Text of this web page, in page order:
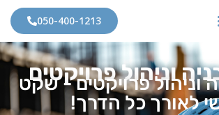
050-400-1213
וניהול פרויקטים
וניהול פרויקטים - שקט
לאורך כל הדרך!